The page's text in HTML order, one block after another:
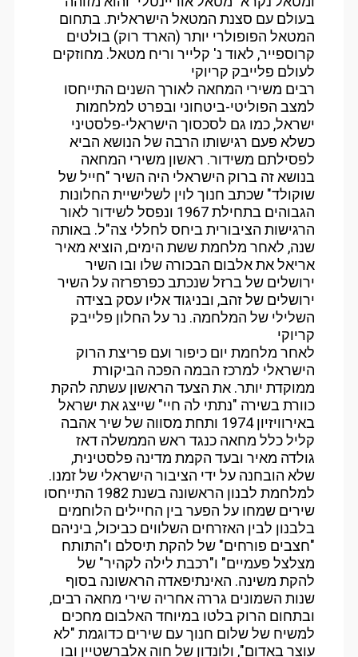
בעולם עם סצנת המטאל הישראלית. בתחום
המטאל הפופולרי יותר (הארד רוק) בולטים
קרוספייר, לאוד נ' קלייר וריח מטאל. מחוזקים
לעולם פלייבק קריוקי
רבים משירי המחאה לאורך השנים התייחסו
למצב הפוליטי-ביטחוני ובפרט למלחמות
ישראל, כמו גם לסכסוך הישראלי-פלסטיני
כשלא פעם רגישותו הרבה של הנושא הביא
לפסילתם משידור. ראשון משירי המחאה
בנושא זה ברוק הישראלי היה השיר "חייל של
שוקולד" שכתב חנוך לוין לשלישיית החלונות
הגבוהים בתחילת 1967 ונפסל לשידור לאור
הרגישות הציבורית ביחס לחללי צה"ל. באותה
שנה, לאחר מלחמת ששת הימים, הוציא מאיר
אריאל את אלבום הבכורה שלו ובו השיר
ירושלים של ברזל שנכתב כפרפרזה על השיר
ירושלים של זהב, ובניגוד אליו עסק בצידה
השלילי של המלחמה. נר על החלון פלייבק
קריוקי
לאחר מלחמת יום כיפור ועם פריצת הרוק
הישראלי למרכז הבמה הפכה הביקורת
ממוקדת יותר. את הצעד הראשון עשתה להקת
כוורת בשירה "נתתי לה חיי" שייצג את ישראל
באירוויזיון 1974 ותחת מסווה של שיר אהבה
קליל כלל מחאה כנגד ראש הממשלה דאז
גולדה מאיר ובעד הקמת מדינה פלסטינית,
שלא הובחנה על ידי הציבור הישראלי של זמנו.
למלחמת לבנון הראשונה בשנת 1982 התייחסו
שירים שמחו על הפער בין החיילים הלוחמים
בלבנון לבין האזרחים השלווים כביכול, ביניהם
"חצבים פורחים" של להקת תיסלם ו"התותח
מצלצל פעמיים" ו"רכבת לילה לקהיר" של
להקת משינה. האינתיפאדה הראשונה בסוף
שנות השמונים גררה אחריה שירי מחאה רבים,
ובתחום הרוק בלטו במיוחד האלבום מחכים
למשיח של שלום חנוך עם שירים כדוגמת "לא
עוצר באדום", ולונדון של חוה אלברשטיין ובו